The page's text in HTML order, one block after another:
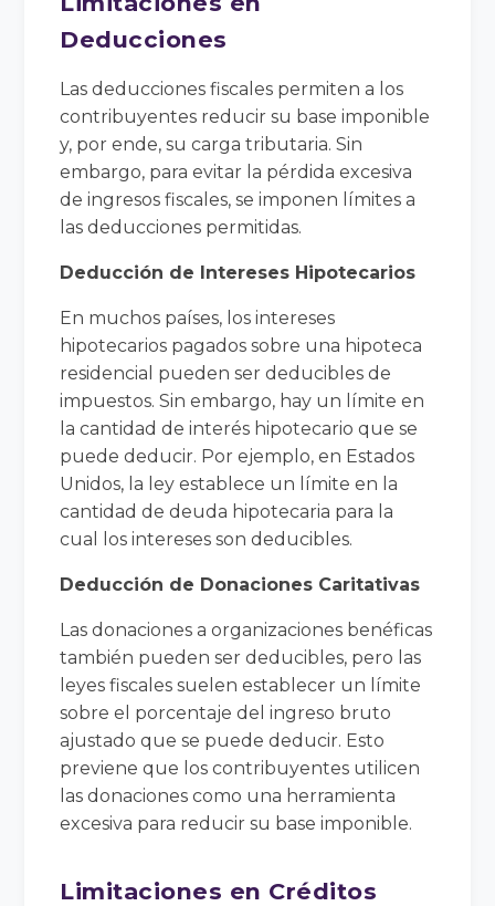
Deducciones
Las deducciones fiscales permiten a los
contribuyentes reducir su base imponible
y, por ende, su carga tributaria. Sin
embargo, para evitar la pérdida excesiva
de ingresos fiscales, se imponen límites a
las deducciones permitidas.
Deducción de Intereses Hipotecarios
En muchos países, los intereses
hipotecarios pagados sobre una hipoteca
residencial pueden ser deducibles de
impuestos. Sin embargo, hay un límite en
la cantidad de interés hipotecario que se
puede deducir. Por ejemplo, en Estados
Unidos, la ley establece un límite en la
cantidad de deuda hipotecaria para la
cual los intereses son deducibles.
Deducción de Donaciones Caritativas
Las donaciones a organizaciones benéficas
también pueden ser deducibles, pero las
leyes fiscales suelen establecer un límite
sobre el porcentaje del ingreso bruto
ajustado que se puede deducir. Esto
previene que los contribuyentes utilicen
las donaciones como una herramienta
excesiva para reducir su base imponible.
Limitaciones en Créditos